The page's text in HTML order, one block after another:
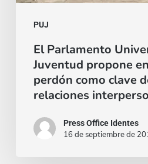
PUJ
Pekín
perdón
como
clave
relaciones
interpersonales
El Parlamento
Juventud propone
perdón como clave
relaciones
Press Office Identes
16 de septiembre de